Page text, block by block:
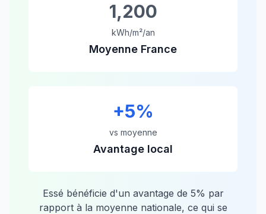
1,200
kWh/m²/an
Moyenne France
+5%
vs moyenne
Avantage local
Essé bénéficie d'un avantage de 5% par
rapport à la moyenne nationale, ce qui se